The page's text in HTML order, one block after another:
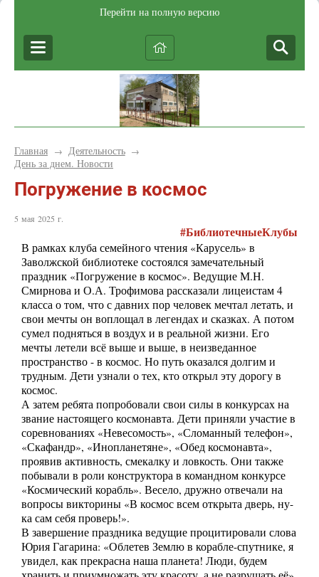
Перейти на полную версию
Главная → Деятельность →
День за днем. Новости
Погружение в космос
5 мая 2025 г.
#БиблиотечныеКлубы
В рамках клуба семейного чтения «Карусель» в
Заволжской библиотеке состоялся замечательный
праздник «Погружение в космос». Ведущие М.Н.
Смирнова и О.А. Трофимова рассказали лицеистам 4
класса о том, что с давних пор человек мечтал летать, и
свои мечты он воплощал в легендах и сказках. А потом
сумел подняться в воздух и в реальной жизни. Его
мечты летели всё выше и выше, в неизведанное
пространство - в космос. Но путь оказался долгим и
трудным. Дети узнали о тех, кто открыл эту дорогу в
космос.
А затем ребята попробовали свои силы в конкурсах на
звание настоящего космонавта. Дети приняли участие в
соревнованиях «Невесомость», «Сломанный телефон»,
«Скафандр», «Инопланетяне», «Обед космонавта»,
проявив активность, смекалку и ловкость. Они также
побывали в роли конструктора в командном конкурсе
«Космический корабль». Весело, дружно отвечали на
вопросы викторины «В космос всем открыта дверь, ну-
ка сам себя проверь!».
В завершение праздника ведущие процитировали слова
Юрия Гагарина: «Облетев Землю в корабле-спутнике, я
увидел, как прекрасна наша планета! Люди, будем